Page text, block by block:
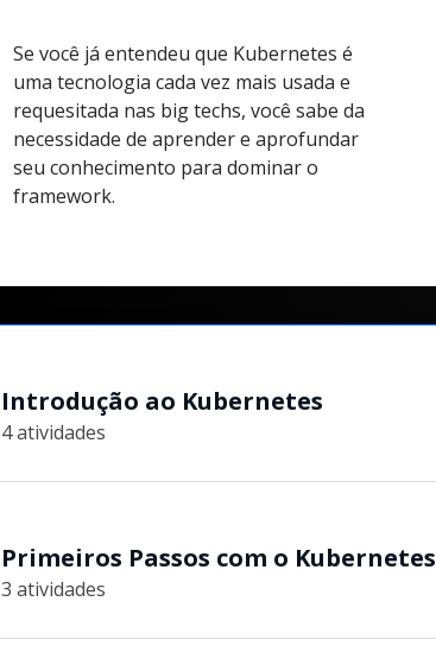
Se você já entendeu que Kubernetes é
uma tecnologia cada vez mais usada e
requesitada nas big techs, você sabe da
necessidade de aprender e aprofundar
seu conhecimento para dominar o
framework.
Introdução ao Kubernetes
4 atividades
Primeiros Passos com o Kubernetes
3 atividades